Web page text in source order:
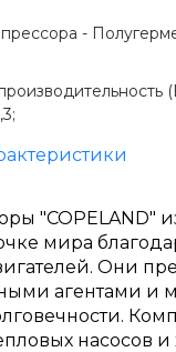
-
"COPELAND"
мира
Они
агентами и
насосов